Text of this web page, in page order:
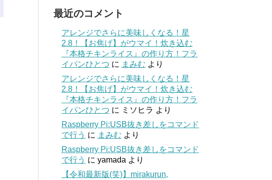
最近のコメント
アレンジでさらに美味しくなる！星
2.8！【お焦げ】がウマイ！炊き込む
『本格チキンライス』の作り方！フラ
イパンひとつ に まみむ より
アレンジでさらに美味しくなる！星
2.8！【お焦げ】がウマイ！炊き込む
『本格チキンライス』の作り方！フラ
イパンひとつ に ミソヒラ より
Raspberry Pi:USB抜き差しをコマンド
で行う に まみむ より
Raspberry Pi:USB抜き差しをコマンド
で行う に yamada より
【令和最新版(笑)】mirakurun,